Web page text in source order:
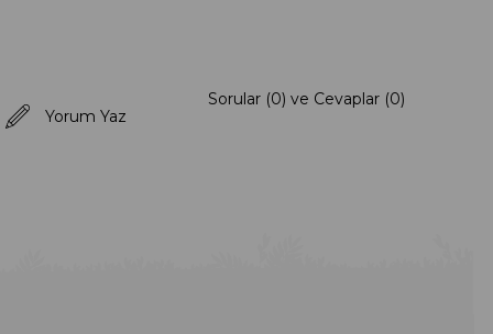
Yorum Yaz
Sorular (0) ve Cevaplar (0)